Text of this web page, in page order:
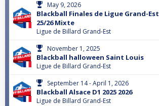
May 9, 2026
Blackball Finales de Ligue Grand-Est
25/26 Mixte
Ligue de Billard Grand-Est
November 1, 2025
Blackball halloween Saint Louis
Ligue de Billard Grand-Est
September 14 - April 1, 2026
Blackball Alsace D1 2025 2026
Ligue de Billard Grand-Est